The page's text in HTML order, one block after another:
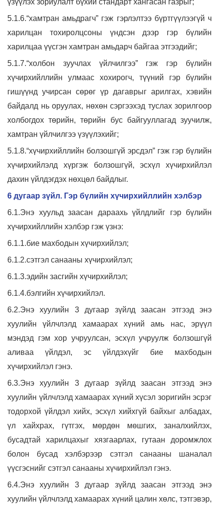
үзүүлэх зориулалт бүхий стандарт хангасан газрыг;
5.1.6.“хамтран амьдрагч” гэж гэрлэлтээ бүртгүүлээгүй ч
харилцан тохиролцсоны үндсэн дээр гэр бүлийн
харилцаа үүсгэн хамтран амьдарч байгаа этгээдийг;
5.1.7.“холбон зуучлах үйлчилгээ” гэж гэр бүлийн
хүчирхийллийн улмаас хохирогч, түүний гэр бүлийн
гишүүнд учирсан сөрөг үр дагаврыг арилгах, хэвийн
байдалд нь оруулах, нөхөн сэргээхэд туслах зорилгоор
холбогдох төрийн, төрийн бус байгууллагад зуучилж,
хамтран үйлчилгээ үзүүлэхийг;
5.1.8.“хүчирхийллийн болзошгүй эрсдэл” гэж гэр бүлийн
хүчирхийлэлд хүргэж болзошгүй, эсхүл хүчирхийлэл
дахин үйлдэгдэх нөхцөл байдлыг.
6 дугаар зүйл. Гэр бүлийн хүчирхийллийн хэлбэр
6.1.Энэ хуульд заасан дараахь үйлдлийг гэр бүлийн
хүчирхийллийн хэлбэр гэж үзнэ:
6.1.1.бие махбодын хүчирхийлэл;
6.1.2.сэтгэл санааны хүчирхийлэл;
6.1.3.эдийн засгийн хүчирхийлэл;
6.1.4.бэлгийн хүчирхийлэл.
6.2.Энэ хуулийн 3 дугаар зүйлд заасан этгээд энэ
хуулийн үйлчлэлд хамаарах хүний амь нас, эрүүл
мэндэд гэм хор учруулсан, эсхүл учруулж болзошгүй
аливаа үйлдэл, эс үйлдэхүйг бие махбодын
хүчирхийлэл гэнэ.
6.3.Энэ хуулийн 3 дугаар зүйлд заасан этгээд энэ
хуулийн үйлчлэлд хамаарах хүний хүсэл зоригийн эсрэг
тодорхой үйлдэл хийх, эсхүл хийхгүй байхыг албадах,
үл хайхрах, гүтгэх, мөрдөн мөшгих, заналхийлэх,
бусадтай харилцахыг хязгаарлах, гутаан доромжлох
болон бусад хэлбэрээр сэтгэл санааны шаналал
үүсгэснийг сэтгэл санааны хүчирхийлэл гэнэ.
6.4.Энэ хуулийн 3 дугаар зүйлд заасан этгээд энэ
хуулийн үйлчлэлд хамаарах хүний цалин хөлс, тэтгэвэр,